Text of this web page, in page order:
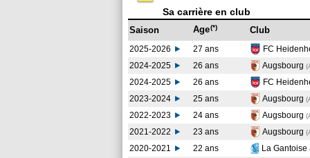
Sa carrière en club
Saison Age(*) Club
2025-2026 27 ans FC
2024-2025
26 ans Augsbourg
2024-2025
26 ans FC
2023-2024
25 ans Augsbourg
2022-2023
24 ans Augsbourg
2021-2022
23 ans Augsbourg
2020-2021
22 ans La Gantoise